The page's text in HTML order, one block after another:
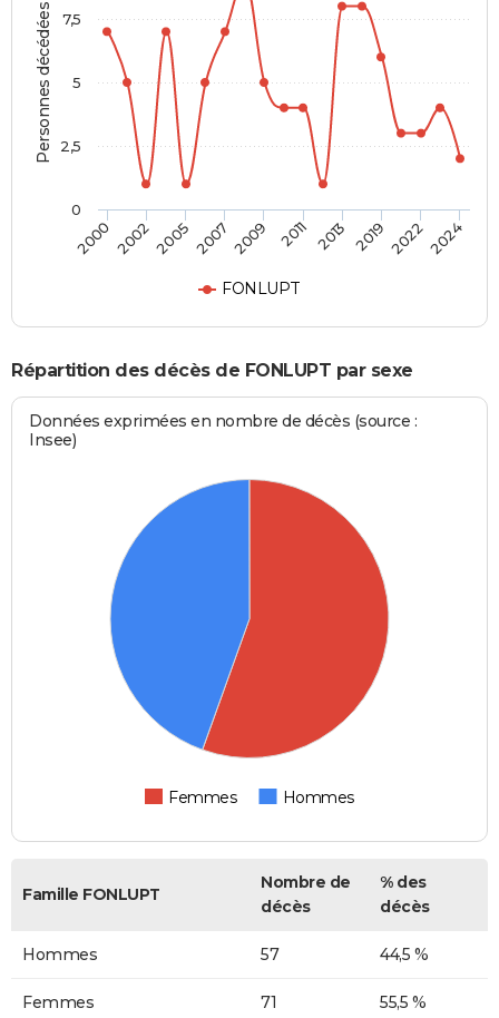
Personnes décédées
FONLUPT
2000 2002200520072009 2011 2013 2019 20222024
0
2,5
5
7,5
Répartition des décès de FONLUPT par sexe
Données exprimées en nombre de décès (source :
Insee)
Femmes Hommes
Famille FONLUPT
Nombre de
décès
% des
décès
Hommes 57 44,5 %
Femmes 71 55,5 %